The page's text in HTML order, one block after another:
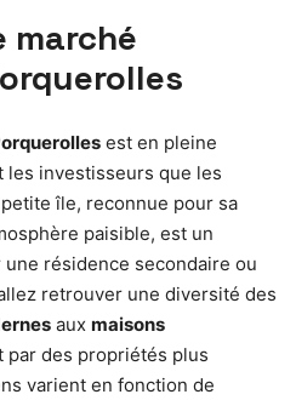
marché
est en pleine
investisseurs que les
île, reconnue pour sa
paisible, est un
résidence secondaire ou
retrouver une diversité des
aux maisons
par des propriétés plus
varient en fonction de